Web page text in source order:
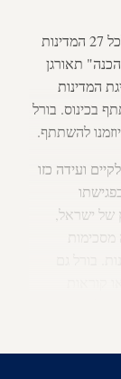
בורל אמר בוועידה כי טיוטת נייר דיון שנשלחה לכל 27 המדינות
תאורגן
המדינות
בכינוס. בורל
להשתתף.
ועידה כזו
של ישראל,